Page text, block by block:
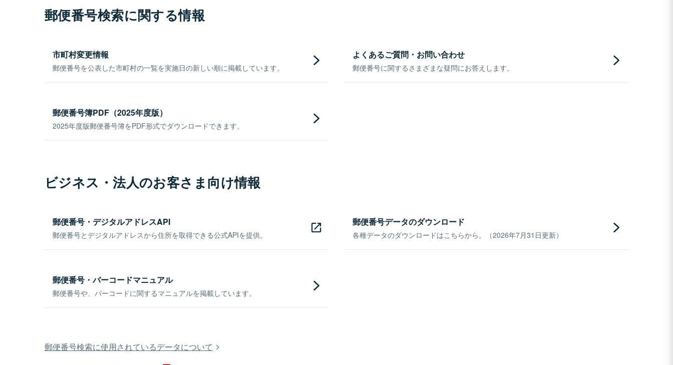
郵便番号検索に関する情報
市町村変更情報
郵便番号を公表した市町村の一覧を実施日の新しい順に掲載しています。
よくあるご質問・お問い合わせ
郵便番号に関するさまざまな疑問にお答えします。
郵便番号簿PDF（2025年度版）
2025年度版郵便番号簿をPDF形式でダウンロードできます。
ビジネス・法人のお客さま向け情報
郵便番号・デジタルアドレスAPI
郵便番号とデジタルアドレスから住所を取得できる公式APIを提供。
郵便番号データのダウンロード
各種データのダウンロードはこちらから。（2026年7月31日更新）
郵便番号・バーコードマニュアル
郵便番号や、バーコードに関するマニュアルを掲載しています。
郵便番号検索に使用されているデータについて